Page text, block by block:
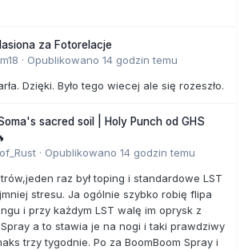
za Fotorelacje
· Opublikowano 14 godzin temu
Dzięki. Było tego wiecej ale się rozeszło.
sacred soil | Holy Punch od GHS
· Opublikowano 14 godzin temu
raz był toping i standardowe LST
stresu. Ja ogólnie szybko robię flipa
i przy każdym LST walę im oprysk z
Spray a to stawia je na nogi i taki prawdziwy
trzy tygodnie. Po za BoomBoom Spray i